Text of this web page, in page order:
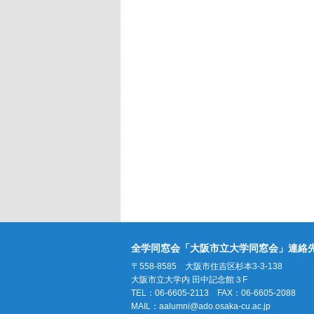
全学同窓会「大阪市立大学同窓会」連絡
〒558-8585 大阪市住吉区杉本3-3-138
大阪市立大学内 田中記念館３F
TEL：06-6605-2113 FAX：06-6605-2088
MAIL： aalumni@ado.osaka-cu.ac.jp